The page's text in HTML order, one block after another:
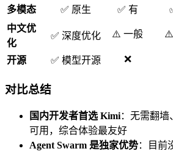
多模态 ✅ 原生 ✅ 有
中文优
化
✅ 深度优化 ⚠️ 一般 ⚠️
开源 ✅ 模型开源 ❌
对比总结
国内开发者首选 Kimi：无需翻墙
可用，综合体验最友好
Agent Swarm 是独家优势：目前